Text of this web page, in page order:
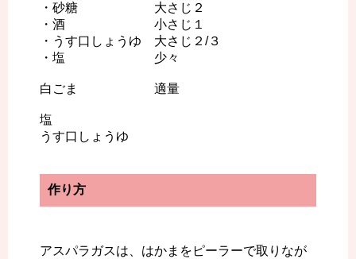
・砂糖 大さじ２
・酒 小さじ１
・うす口しょうゆ 大さじ２/３
・塩 少々
白ごま 適量
塩
うす口しょうゆ
作り方
アスパラガスは、はかまをピーラーで取りなが